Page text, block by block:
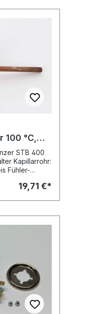
°C,
STB 400
Kapillarrohr:
Fühler-
19,71 €*